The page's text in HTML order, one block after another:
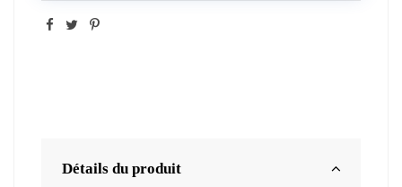
Détails du produit